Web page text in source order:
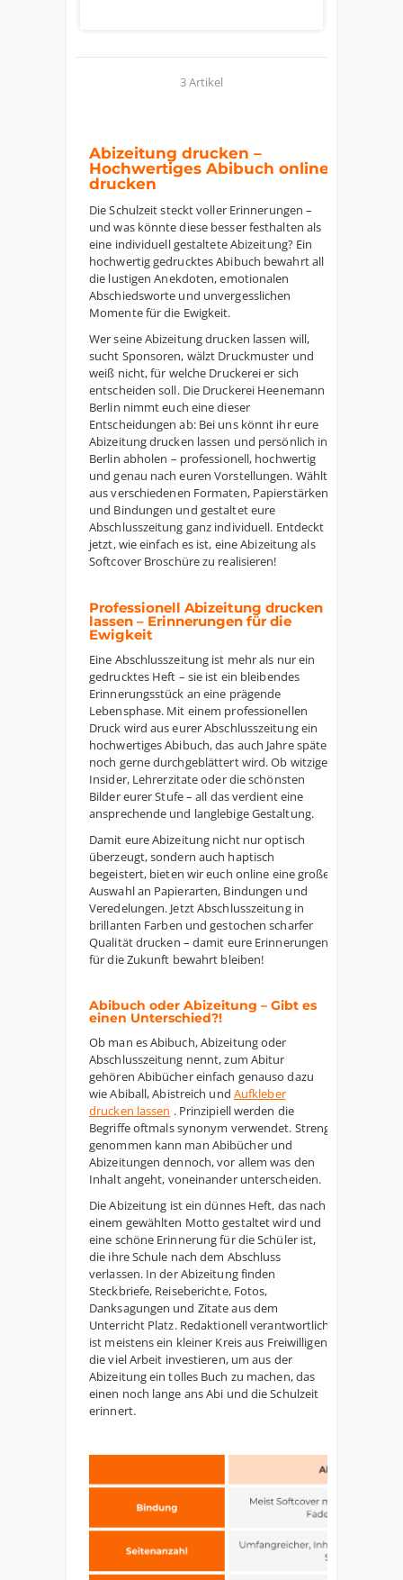
3 Artikel
Abizeitung drucken –
Hochwertiges Abibuch online
drucken
Die Schulzeit steckt voller Erinnerungen –
und was könnte diese besser festhalten als
eine individuell gestaltete Abizeitung? Ein
hochwertig gedrucktes Abibuch bewahrt all
die lustigen Anekdoten, emotionalen
Abschiedsworte und unvergesslichen
Momente für die Ewigkeit.
Wer seine Abizeitung drucken lassen will,
sucht Sponsoren, wälzt Druckmuster und
weiß nicht, für welche Druckerei er sich
entscheiden soll. Die Druckerei Heenemann
Berlin nimmt euch eine dieser
Entscheidungen ab: Bei uns könnt ihr eure
Abizeitung drucken lassen und persönlich in
Berlin abholen – professionell, hochwertig
und genau nach euren Vorstellungen. Wählt
aus verschiedenen Formaten, Papierstärken
und Bindungen und gestaltet eure
Abschlusszeitung ganz individuell. Entdeckt
jetzt, wie einfach es ist, eine Abizeitung als
Softcover Broschüre zu realisieren!
Professionell Abizeitung drucken
lassen – Erinnerungen für die
Ewigkeit
Eine Abschlusszeitung ist mehr als nur ein
gedrucktes Heft – sie ist ein bleibendes
Erinnerungsstück an eine prägende
Lebensphase. Mit einem professionellen
Druck wird aus eurer Abschlusszeitung ein
hochwertiges Abibuch, das auch Jahre später
noch gerne durchgeblättert wird. Ob witzige
Insider, Lehrerzitate oder die schönsten
Bilder eurer Stufe – all das verdient eine
ansprechende und langlebige Gestaltung.
Damit eure Abizeitung nicht nur optisch
überzeugt, sondern auch haptisch
begeistert, bieten wir euch online eine große
Auswahl an Papierarten, Bindungen und
Veredelungen. Jetzt Abschlusszeitung in
brillanten Farben und gestochen scharfer
Qualität drucken – damit eure Erinnerungen
für die Zukunft bewahrt bleiben!
Abibuch oder Abizeitung – Gibt es
einen Unterschied?!
Ob man es Abibuch, Abizeitung oder
Abschlusszeitung nennt, zum Abitur
gehören Abibücher einfach genauso dazu
wie Abiball, Abistreich und Aufkleber
drucken lassen . Prinzipiell werden die
Begriffe oftmals synonym verwendet. Streng
genommen kann man Abibücher und
Abizeitungen dennoch, vor allem was den
Inhalt angeht, voneinander unterscheiden.
Die Abizeitung ist ein dünnes Heft, das nach
einem gewählten Motto gestaltet wird und
eine schöne Erinnerung für die Schüler ist,
die ihre Schule nach dem Abschluss
verlassen. In der Abizeitung finden
Steckbriefe, Reiseberichte, Fotos,
Danksagungen und Zitate aus dem
Unterricht Platz. Redaktionell verantwortlich
ist meistens ein kleiner Kreis aus Freiwilligen,
die viel Arbeit investieren, um aus der
Abizeitung ein tolles Buch zu machen, das
einen noch lange ans Abi und die Schulzeit
erinnert.